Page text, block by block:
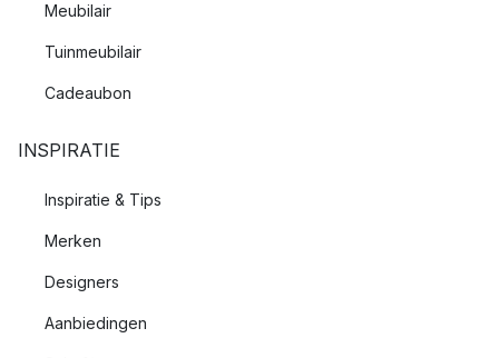
Meubilair
Tuinmeubilair
Cadeaubon
INSPIRATIE
Inspiratie & Tips
Merken
Designers
Aanbiedingen